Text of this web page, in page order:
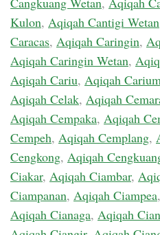
Kulon, Aqiqah Cantigi Wetan
Caracas, Aqiqah Caringin,
Aqiqah Caringin Wetan,
Aqiqah Cariu, Aqiqah
Aqiqah Celak, Aqiqah
Aqiqah Cempaka, Aqiqah
Cempeh, Aqiqah Cemplang,
Cengkong, Aqiqah
Ciakar, Aqiqah Ciambar,
Ciampanan, Aqiqah Ciampea,
Aqiqah Cianaga, Aqiqah